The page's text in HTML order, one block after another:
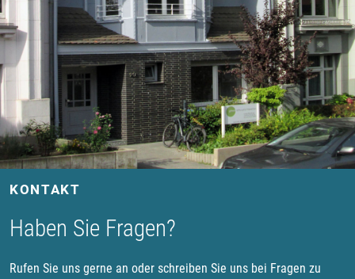
KONTAKT
Haben Sie Fragen?
Rufen Sie uns gerne an oder schreiben Sie uns bei Fragen zu